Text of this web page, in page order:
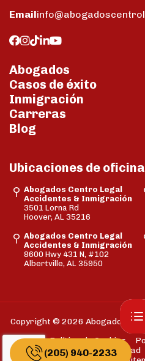
(205) 940-2233
Email
Abogados
Casos de éxito
Inmigración
Carreras
Blog
Ubicaciones de
Abogados Centro Legal
Accidentes & Inmigración
3501 Lorna Rd
Hoover, AL 35216
Abogados Centro Legal
Accidentes & Inmigración
8600 Hwy 431 N, #102
Albertville, AL 35950
Copyright © 2026 Abogados
Política de Cookies
Descargo de Responsabilidad